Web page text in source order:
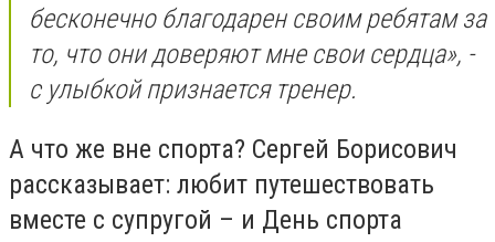
бесконечно благодарен своим ребятам за
то, что они доверяют мне свои сердца», -
с улыбкой признается тренер.
А что же вне спорта? Сергей Борисович
рассказывает: любит путешествовать
вместе с супругой – и День спорта